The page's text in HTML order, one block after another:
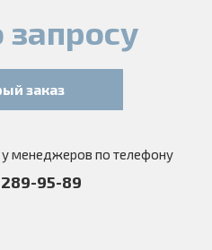
запросу
заказ
менеджеров по телефону
95-89